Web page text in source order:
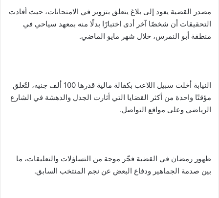
مصدر القضية يعود إلى بلاغ يتعلق بتزوير في الامتحانات، حيث أفادت
التحقيقات أن شخصًا آخر أدى اختبارًا بدلًا منه بمعهد سياحي في
منطقة أبو النمرس، خلال شهر مايو الماضي.
النيابة أخلت سبيل اللاعب بكفالة مالية قدرها 100 ألف جنيه، لتُغلق
مؤقتًا واحدة من أكثر القضايا التي أثارت الجدل والدهشة في الشارع
الرياضي وعلى مواقع التواصل.
ظهور رمضان في القضية فجّر موجة من التساؤلات والتعليقات، ما
بين صدمة الجماهير ودفاع البعض عن نجم المنتخب السابق.